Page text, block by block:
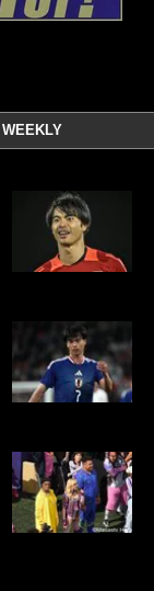
WEEKLY